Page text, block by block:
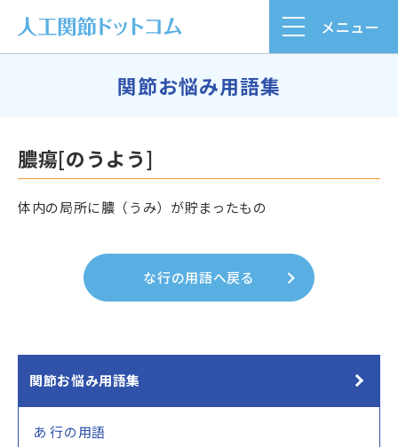
メニュー
関節お悩み用語集
膿瘍[のうよう]
体内の局所に膿（うみ）が貯まったもの
な行の用語へ戻る
関節お悩み用語集
あ 行の用語